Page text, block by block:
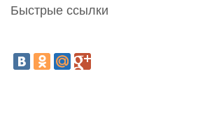
Быстрые ссылки